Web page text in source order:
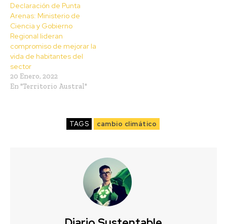
Declaración de Punta
Arenas: Ministerio de
Ciencia y Gobierno
Regional lideran
compromiso de mejorar la
vida de habitantes del
sector
20 Enero, 2022
En "Territorio Austral"
TAGS cambio climático